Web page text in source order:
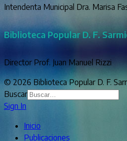
Intendenta Municipal Dra. Marisa
Biblioteca Popular D. F.
Director Prof. Juan Manuel Rizzi
© 2026 Biblioteca Popular D. F.
Buscar
Sign In
Inicio
Publicaciones